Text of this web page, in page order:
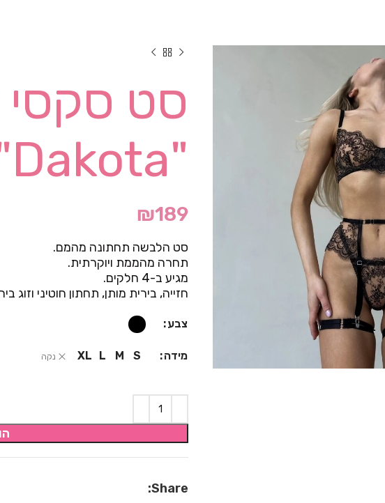
סט סקסי
"Dakota"- שחור
₪189
סט הלבשה תחתונה מהמם.
תחרה מהממת ויוקרתית.
מגיע ב-4 חלקים.
חזייה, בירית מותן, תחתון חוטיני וזוג
צבע
מידה S
M
L
XL נקה
Share: